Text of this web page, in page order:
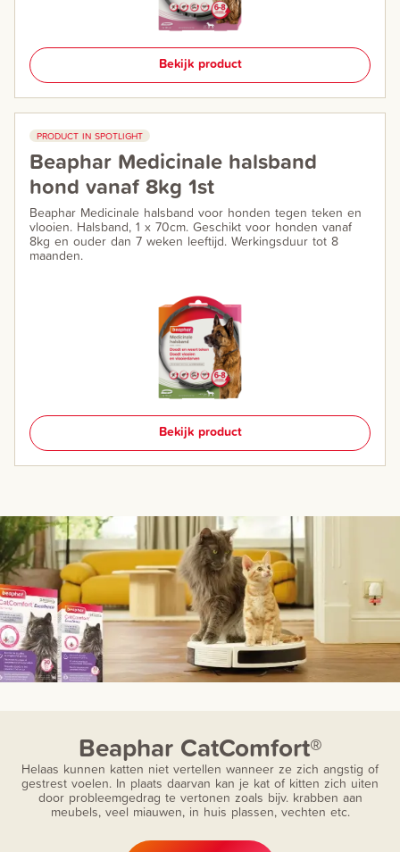
Bekijk product
PRODUCT IN SPOTLIGHT
Beaphar Medicinale halsband
hond vanaf 8kg 1st
Beaphar Medicinale halsband voor honden tegen teken en
vlooien. Halsband, 1 x 70cm. Geschikt voor honden vanaf
8kg en ouder dan 7 weken leeftijd. Werkingsduur tot 8
maanden.
Bekijk product
Beaphar CatComfort®
Helaas kunnen katten niet vertellen wanneer ze zich angstig of
gestrest voelen. In plaats daarvan kan je kat of kitten zich uiten
door probleemgedrag te vertonen zoals bijv. krabben aan
meubels, veel miauwen, in huis plassen, vechten etc.